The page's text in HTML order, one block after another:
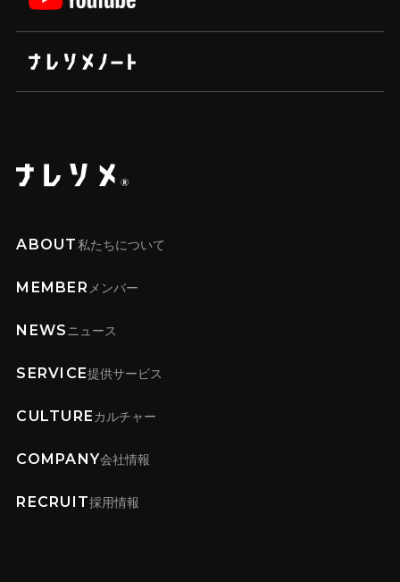
ABOUT私たちについて
MEMBER メンバー
NEWSニュース
SERVICE提供サービス
CULTURE カルチャー
COMPANY会社情報
RECRUIT採用情報